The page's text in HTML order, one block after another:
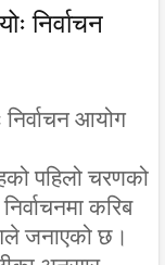
निर्वाचन
पहिलो चरणको
करिब
जनाएको छ।